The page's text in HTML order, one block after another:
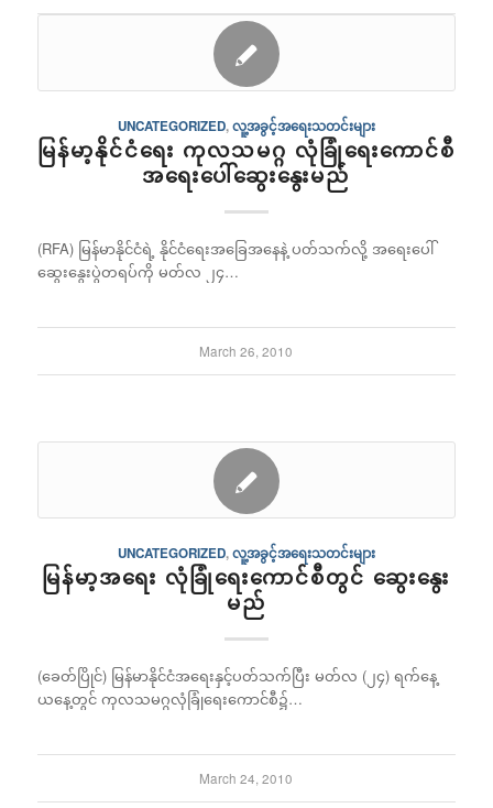
UNCATEGORIZED,လူ့အခွင့်အရေးသတင်းများ
မြန်မာ့နိုင်ငံရေး ကုလသမဂ္ဂ လုံခြုံရေးကောင်စီ
အရေးပေါ်ဆွေးနွေးမည်
(RFA) မြန်မာနိုင်ငံရဲ့ နိုင်ငံရေးအခြေအနေနဲ့ ပတ်သက်လို့ အရေးပေါ်
ဆွေးနွေးပွဲတရပ်ကို မတ်လ ၂၄…
March 26, 2010
UNCATEGORIZED,လူ့အခွင့်အရေးသတင်းများ
မြန်မာ့အရေး လုံခြုံရေးကောင်စီတွင် ဆွေးနွေး
မည်
(ခေတ်ပြိုင်) မြန်မာနိုင်ငံအရေးနှင့်ပတ်သက်ပြီး မတ်လ (၂၄) ရက်နေ့
ယနေ့တွင် ကုလသမဂ္ဂလုံခြုံရေးကောင်စီ၌…
March 24, 2010